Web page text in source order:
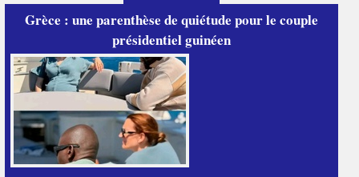
Grèce : une parenthèse de quiétude pour le couple
présidentiel guinéen